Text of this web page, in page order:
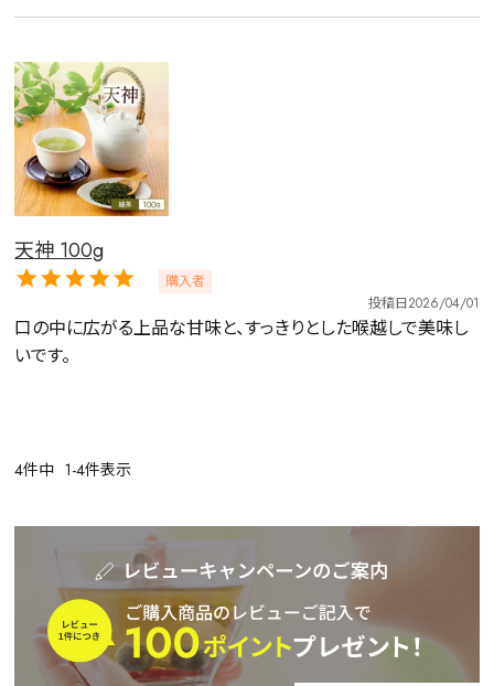
キーワードで探す
茶葉を選択
健康茶 ハーブティー 緑茶
中国茶
紅茶
天神 100g
購入者
投稿日2026/04/01
口の中に広がる上品な甘味と、すっきりとした喉越しで美味し
いです。
4件中 1-4件表示